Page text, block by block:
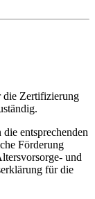
die Zertifizierung
entsprechenden
Förderung
und
für die